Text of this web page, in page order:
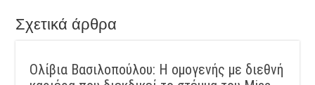
Σχετικά άρθρα
Ολίβια Βασιλοπούλου: Η ομογενής με διεθνή